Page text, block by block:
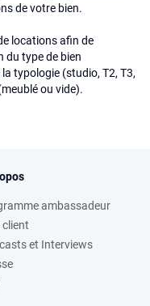
de votre bien.
locations afin de
du type de bien
typologie (studio, T2, T3,
ou vide).
ambassadeur
client
et Interviews